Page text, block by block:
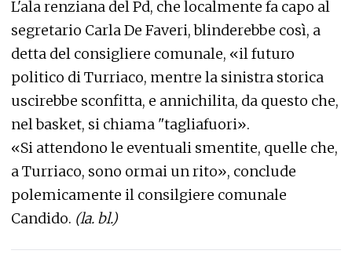
L'ala renziana del Pd, che localmente fa capo al
segretario Carla De Faveri, blinderebbe così, a
detta del consigliere comunale, «il futuro
politico di Turriaco, mentre la sinistra storica
uscirebbe sconfitta, e annichilita, da questo che,
nel basket, si chiama "tagliafuori».
«Si attendono le eventuali smentite, quelle che,
a Turriaco, sono ormai un rito», conclude
polemicamente il consilgiere comunale
Candido. (la. bl.)